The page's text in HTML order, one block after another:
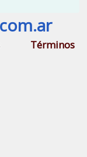
Términos